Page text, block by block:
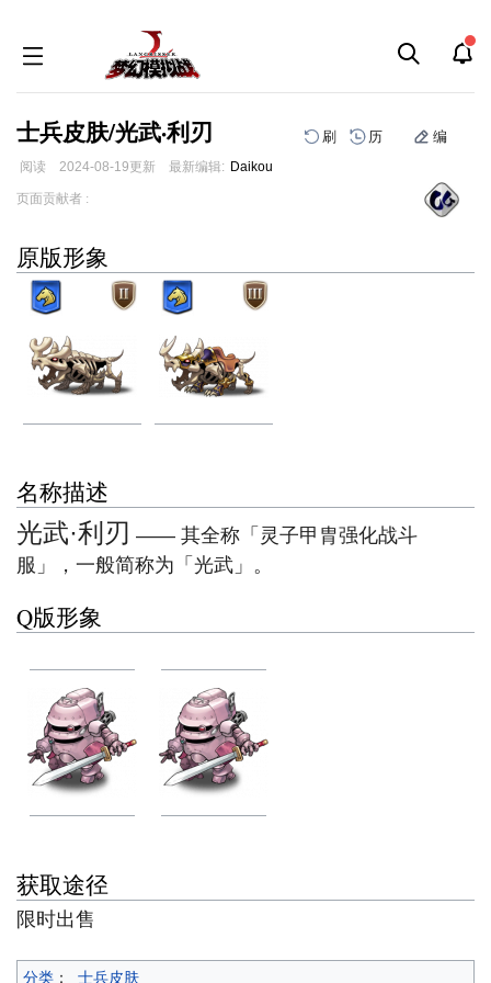
士兵皮肤/光武·利刃 刷 历 编
阅读 2024-08-19更新 最新编辑: Daikou
跳
航
跳
索
页面贡献者 :
原版形象
名称描述
光武·利刃 —— 其全称「灵子甲胄强化战斗
服」，一般简称为「光武」。
Q版形象
获取途径
限时出售
分类 ： 士兵皮肤